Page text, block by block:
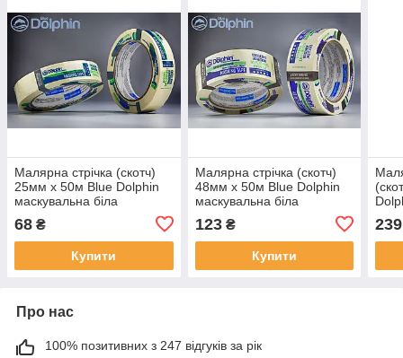
Малярна стрічка (скотч)
25мм х 50м Blue Dolphin
маскувальна біла
68 ₴
Купити
Малярна стрічка (скотч)
48мм х 50м Blue Dolphin
маскувальна біла
123₴
Купити
239
Про нас
100% позитивних з 247 відгуків за рік